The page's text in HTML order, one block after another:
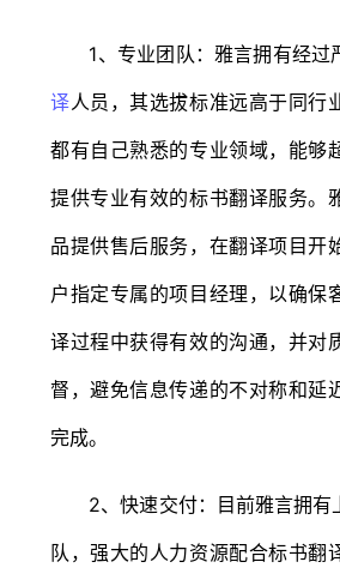
1、专业团队：雅言拥有经过
译人员，其选拔标准远高于同行
都有自己熟悉的专业领域，能够
提供专业有效的标书翻译服务。
品提供售后服务，在翻译项目开
户指定专属的项目经理，以确保
译过程中获得有效的沟通，并对
督，避免信息传递的不对称和延
完成。
2、快速交付：目前雅言拥有
队，强大的人力资源配合标书翻